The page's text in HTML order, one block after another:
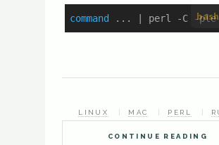
bash
command ... | perl -C -ple
CONTINUE READING
LINUX MAC PERL